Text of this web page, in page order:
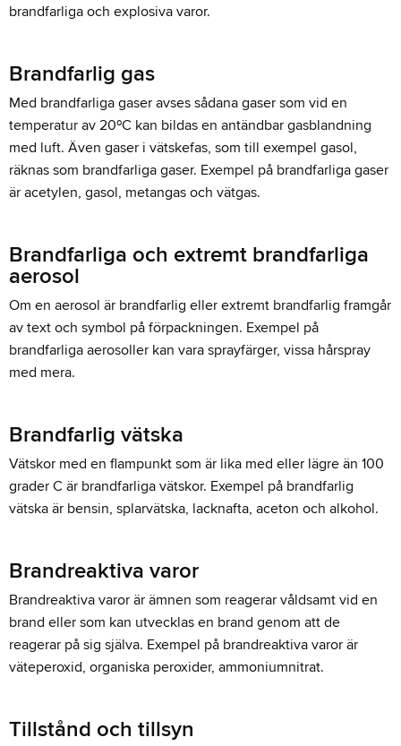
brandfarliga och explosiva varor.
Brandfarlig gas
Med brandfarliga gaser avses sådana gaser som vid en
temperatur av 20ºC kan bildas en antändbar gasblandning
med luft. Även gaser i vätskefas, som till exempel gasol,
räknas som brandfarliga gaser. Exempel på brandfarliga gaser
är acetylen, gasol, metangas och vätgas.
Brandfarliga och extremt brandfarliga
aerosol
Om en aerosol är brandfarlig eller extremt brandfarlig framgår
av text och symbol på förpackningen. Exempel på
brandfarliga aerosoller kan vara sprayfärger, vissa hårspray
med mera.
Brandfarlig vätska
Vätskor med en flampunkt som är lika med eller lägre än 100
grader C är brandfarliga vätskor. Exempel på brandfarlig
vätska är bensin, splarvätska, lacknafta, aceton och alkohol.
Brandreaktiva varor
Brandreaktiva varor är ämnen som reagerar våldsamt vid en
brand eller som kan utvecklas en brand genom att de
reagerar på sig själva. Exempel på brandreaktiva varor är
väteperoxid, organiska peroxider, ammoniumnitrat.
Tillstånd och tillsyn